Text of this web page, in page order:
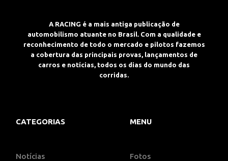
A RACING é a mais antiga publicação de
automobilismo atuante no Brasil. Com a qualidade e
reconhecimento de todo o mercado e pilotos fazemos
a cobertura das principais provas, lançamentos de
carros e notícias, todos os dias do mundo das
corridas.
CATEGORIAS
Notícias
MENU
Fotos